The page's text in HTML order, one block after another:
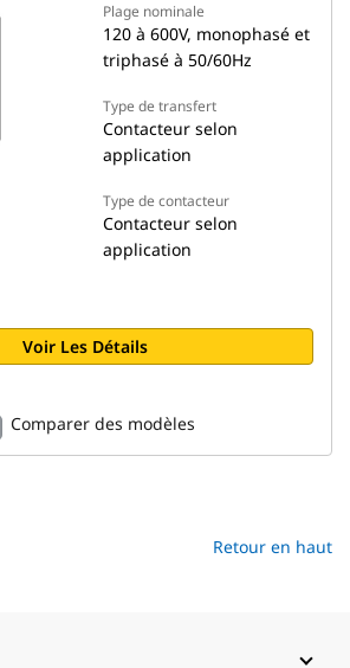
Plage nominale
120 à 600V, monophasé et
triphasé à 50/60Hz
Type de transfert
Contacteur selon
application
Type de contacteur
Contacteur selon
application
Voir Les Détails
Comparer des modèles
Retour en haut